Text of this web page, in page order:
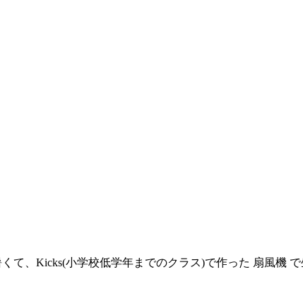
、Kicks(小学校低学年までのクラス)で作った 扇風機